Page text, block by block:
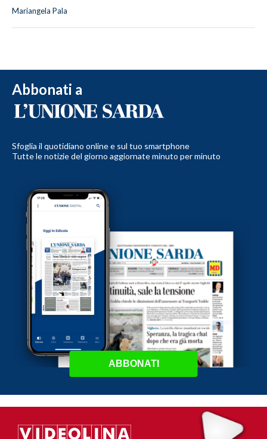
Mariangela Pala
Abbonati a
Sfoglia il quotidiano online e sul tuo smartphone
Tutte le notizie del giorno aggiornate minuto per minuto
ABBONATI